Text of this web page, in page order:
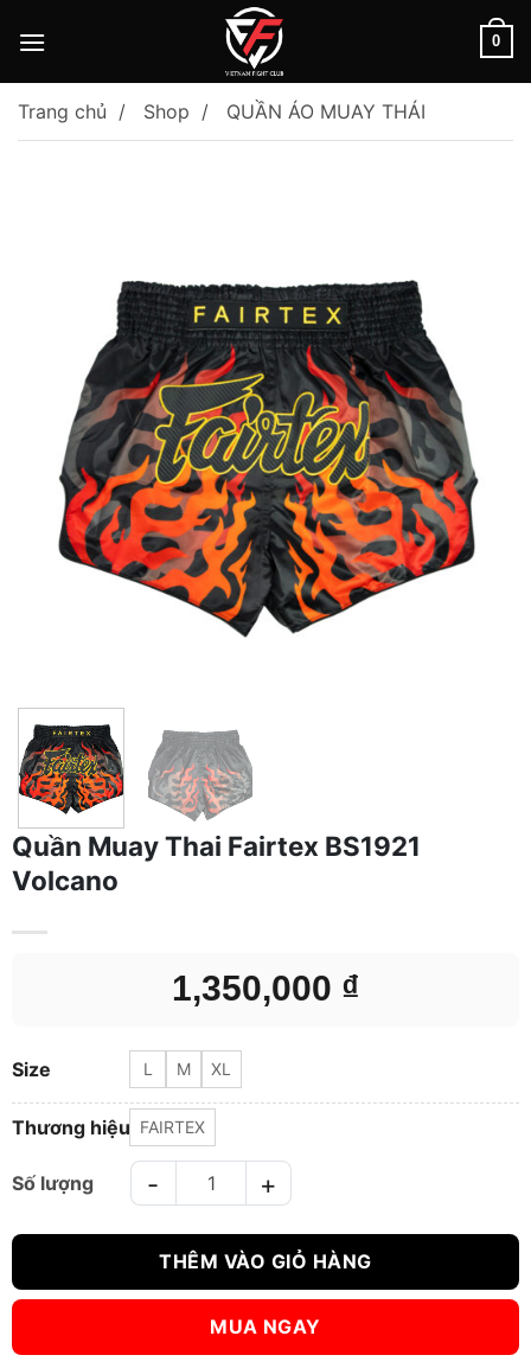
0
Trang chủ Shop QUẦN ÁO MUAY THÁI
Quần Muay Thai Fairtex BS1921
Volcano
1,350,000 ₫
Size L M XL
Thương hiệu FAIRTEX
Quần Muay Thai Fairtex BS1921 Volcano số lượng
THÊM VÀO GIỎ HÀNG
MUA NGAY